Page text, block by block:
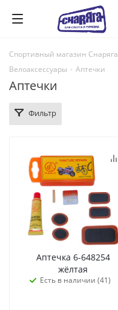
Спортивный магазин Снаряга
Велоаксессуары - Аптечки
Аптечки
Фильтр
Аптечка 6-648254
жёлтая
Есть в наличии (41)